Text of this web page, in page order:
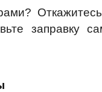
заправку